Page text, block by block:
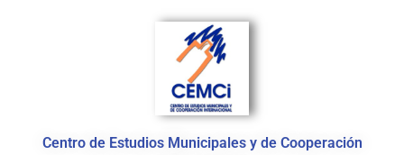
Centro de Estudios Municipales y de Cooperación